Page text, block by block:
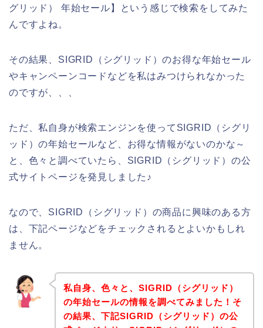
グリッド） 年始セール】という感じで検索をしてみた
んですよね。
その結果、SIGRID（シグリッド）のお得な年始セール
やキャンペーンコードなどを私はみつけられなかった
のですが、、、
ただ、私自身が検索エンジンを使ってSIGRID（シグリ
ッド）の年始セールなど、お得な情報がないのかな～
と、色々と調べていたら、SIGRID（シグリッド）の公
式サイトページを発見しました♪
なので、SIGRID（シグリッド）の商品に興味のある方
は、下記ページなどをチェックされるとよいかもしれ
ません。
私自身、色々と、SIGRID（シグリッド）
の年始セールの情報を調べてみました！そ
の結果、下記SIGRID（シグリッド）の公